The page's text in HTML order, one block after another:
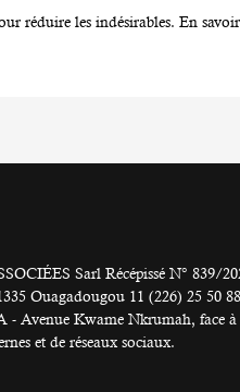
réduire les indésirables. En
Sarl Récépissé N°
Ouagadougou 11 (226) 25 50
Avenue Kwame Nkrumah, face
et de réseaux sociaux.